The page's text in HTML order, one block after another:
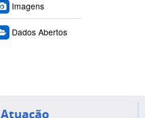
Imagens
Dados Abertos
Atuação